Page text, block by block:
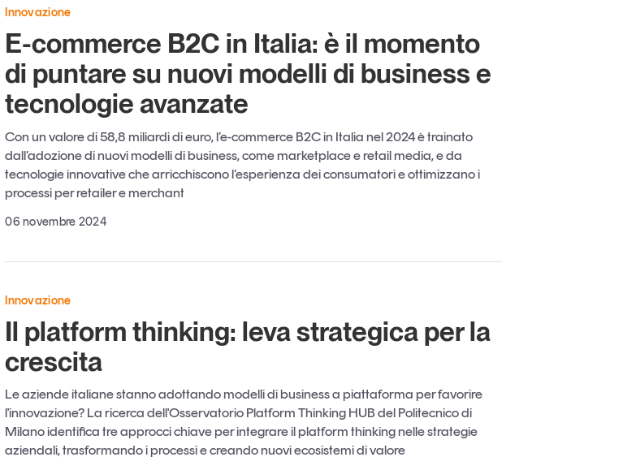
Innovazione
E-commerce B2C in Italia: è il momento
di puntare su nuovi modelli di business e
tecnologie avanzate
Con un valore di 58,8 miliardi di euro, l’e-commerce B2C in Italia nel 2024 è trainato
dall’adozione di nuovi modelli di business, come marketplace e retail media, e da
tecnologie innovative che arricchiscono l’esperienza dei consumatori e ottimizzano i
processi per retailer e merchant
06 novembre 2024
Innovazione
Il platform thinking: leva strategica per la
crescita
Le aziende italiane stanno adottando modelli di business a piattaforma per favorire
l'innovazione? La ricerca dell'Osservatorio Platform Thinking HUB del Politecnico di
Milano identifica tre approcci chiave per integrare il platform thinking nelle strategie
aziendali, trasformando i processi e creando nuovi ecosistemi di valore